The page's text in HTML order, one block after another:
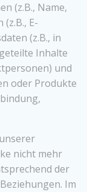
(z.B., Name,
E-
(z.B., in
Inhalte
und
oder Produkte
nicht mehr
der
Im